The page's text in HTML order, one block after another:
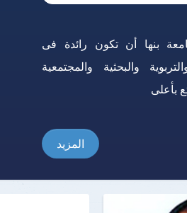
بنها أن تكون رائدة فى
والبحثية والمجتمعية
بأعلى
المزيد